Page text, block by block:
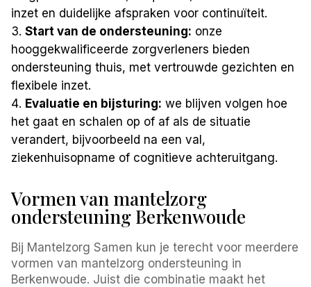
inzet en duidelijke afspraken voor continuïteit.
Start van de ondersteuning: onze
hooggekwalificeerde zorgverleners bieden
ondersteuning thuis, met vertrouwde gezichten en
flexibele inzet.
Evaluatie en bijsturing: we blijven volgen hoe
het gaat en schalen op of af als de situatie
verandert, bijvoorbeeld na een val,
ziekenhuisopname of cognitieve achteruitgang.
Vormen van mantelzorg
ondersteuning Berkenwoude
Bij Mantelzorg Samen kun je terecht voor meerdere
vormen van mantelzorg ondersteuning in
Berkenwoude. Juist die combinatie maakt het